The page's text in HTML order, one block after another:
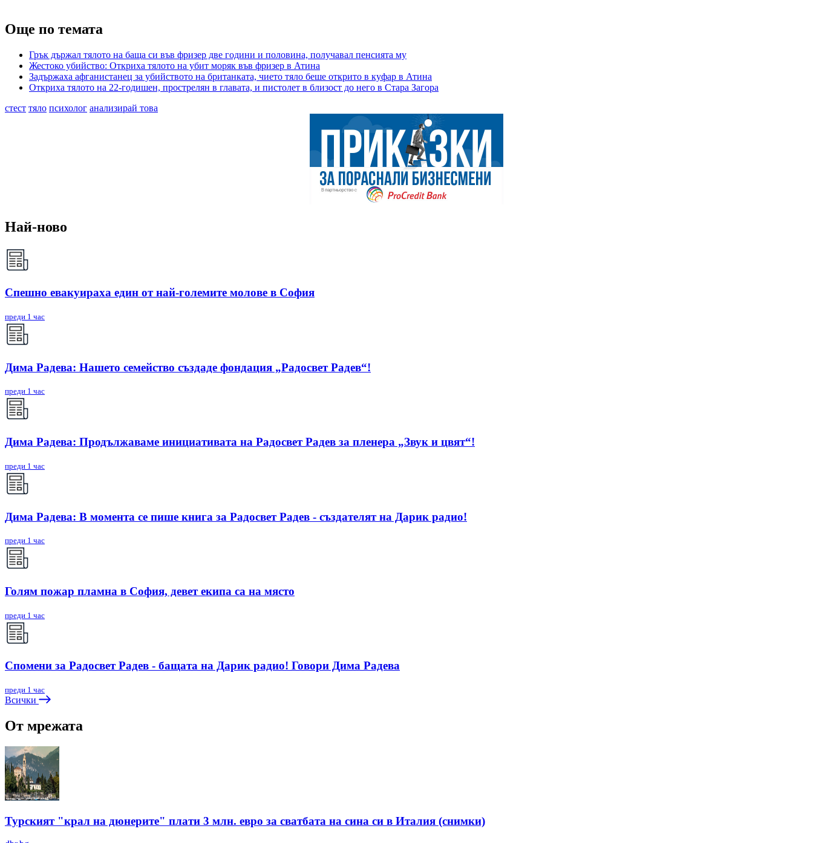
Още по темата
Грък държал тялото на баща си във фризер две години и половина, получавал пенсията му
Жестоко убийство: Откриха тялото на убит моряк във фризер в Атина
Задържаха афганистанец за убийството на британката, чието тяло беше открито в куфар в Атина
Откриха тялото на 22-годишен, прострелян в главата, и пистолет в близост до него в Стара Загора
стест тяло психолог анализирай това
Най-ново
Спешно евакуираха един от най-големите молове в София
преди 1 час
Дима Радева: Нашето семейство създаде фондация „Радосвет Радев“!
преди 1 час
Дима Радева: Продължаваме инициативата на Радосвет Радев за пленера „Звук и цвят“!
преди 1 час
Дима Радева: В момента се пише книга за Радосвет Радев - създателят на Дарик радио!
преди 1 час
Голям пожар пламна в София, девет екипа са на място
преди 1 час
Спомени за Радосвет Радев - бащата на Дарик радио! Говори Дима Радева
преди 1 час
Всички
От мрежата
Турският "крал на дюнерите" плати 3 млн. евро за сватбата на сина си в Италия (снимки)